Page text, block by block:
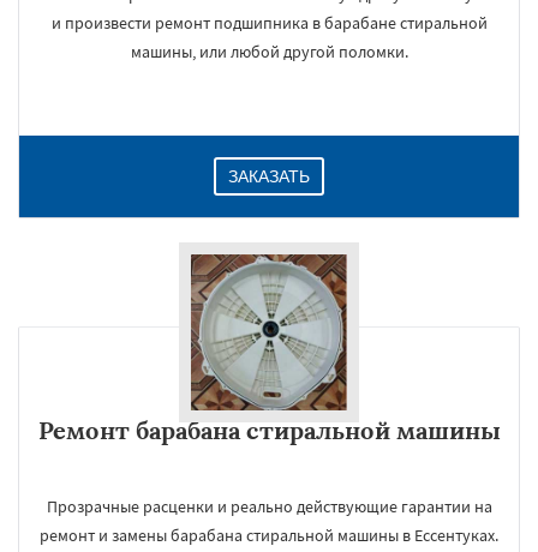
и произвести ремонт подшипника в барабане стиральной
машины, или любой другой поломки.
ЗАКАЗАТЬ
Ремонт барабана стиральной машины
Прозрачные расценки и реально действующие гарантии на
ремонт и замены барабана стиральной машины в Ессентуках.